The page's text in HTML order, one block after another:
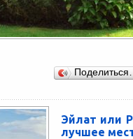
Эйлат или
лучшее